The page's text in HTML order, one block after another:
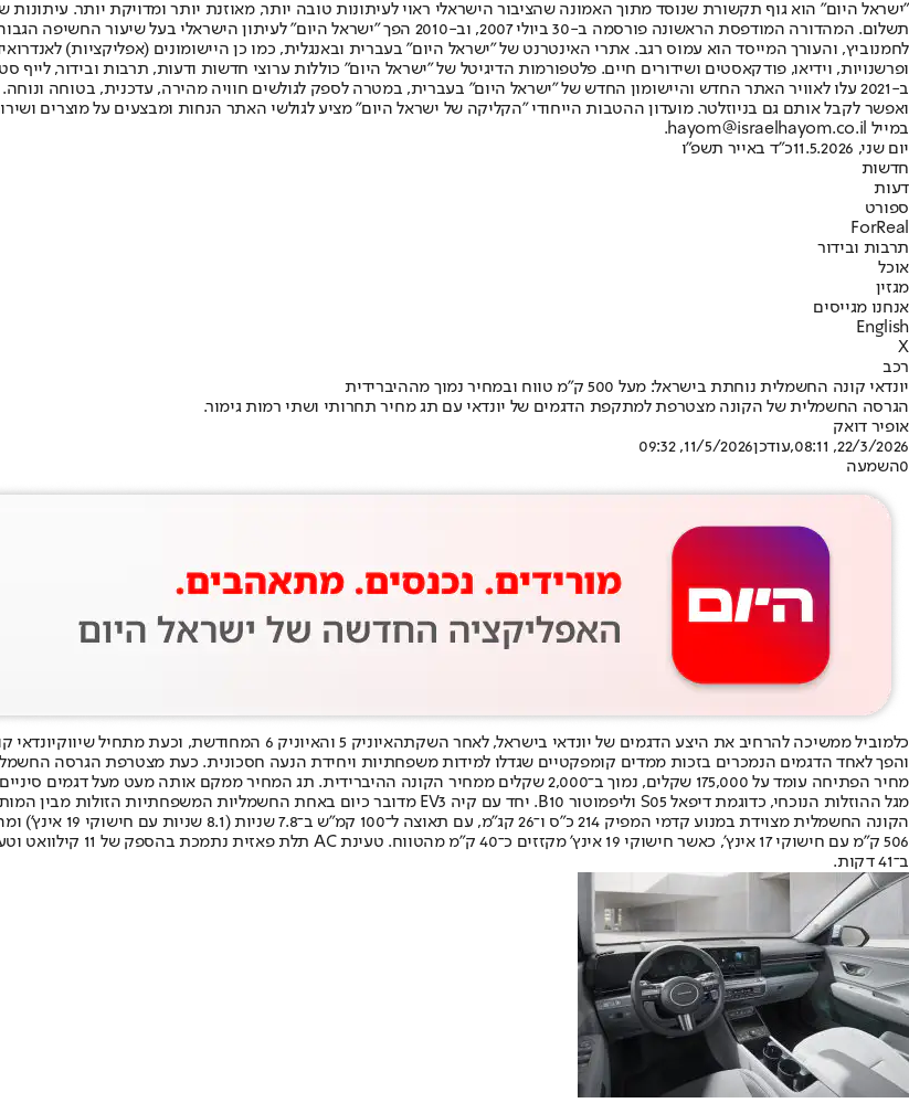
"ישראל היום" הוא גוף תקשורת שנוסד מתוך האמונה שהציבור הישראלי ראוי לעיתונות טובה יותר, מאוזנת יותר ומדויקת יותר.
תשלום. המהדורה המודפסת הראשונה פורסמה ב-30 ביולי 2007, וב-2010 הפך "ישראל היום"
ופרשנויות, וידיאו, פודקאסטים ושידורים חיים. פלטפורמות הדיגיטל של "ישראל היום" כוללות ערוצי חדשות ודעות, תרבות ובידור, לייף
ב-2021 עלו לאוויר האתר החדש והיישומון החדש של "ישראל היום" בעברית, במטרה לספק לגולשים חוויה מהירה, עדכנית, בטוחה
ואפשר לקבל אותם גם בניוזלטר. מועדון ההטבות הייחודי "הקליקה של ישראל היום" מציע לגולשי האתר הנחות ומבצעים על מוצרים
במייל hayom@israelhayom.co.il.
יום שני, 11.5.2026
כ"ד באייר תשפ"ו
חדשות
דעות
ספורט
ForReal
תרבות ובידור
אוכל
מגזין
אנחנו מגייסים
English
X
רכב
יונדאי קונה החשמלית נוחתת בישראל: מעל 500 ק״מ טווח ובמחיר נמוך מההיברידית
הגרסה החשמלית של הקונה מצטרפת למתקפת הדגמים של יונדאי עם תג מחיר תחרותי ושתי רמות גימור.
אופיר דואק
22/3/2026, 08:11
,עודכן11/5/2026, 09:32
0השמעה
כלמוביל ממשיכה להרחיב את היצע הדגמים של יונדאי בישראל, לאחר השקתהאיוניק 5 והאיוניק 6 המחודשת , וכעת מתחיל שיווקיונדאי
והפך לאחד הדגמים הנמכרים בזכות ממדים קומפקטיים שגדלו למידות משפחתיות ויחידת הנעה חסכונית. כעת מצטרפת הגרסה
מגל ההוזלות הנוכחי, כדוגמת דיפאל S05 וליפמוטור B10. יחד עם קיה EV3 מדובר כיום באחת החשמליות המשפחתיות הזולות מבין המותגים הוותיקים.
ב־41 דקות.